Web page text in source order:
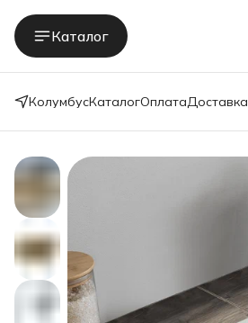
Каталог
КолумбусКаталогОплатаДоставка